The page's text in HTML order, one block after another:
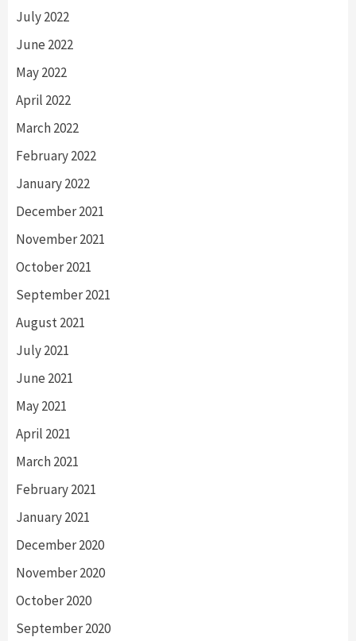
July 2022
June 2022
May 2022
April 2022
March 2022
February 2022
January 2022
December 2021
November 2021
October 2021
September 2021
August 2021
July 2021
June 2021
May 2021
April 2021
March 2021
February 2021
January 2021
December 2020
November 2020
October 2020
September 2020